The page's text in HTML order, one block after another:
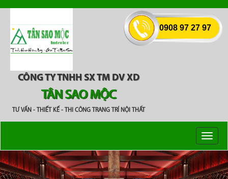
CÔNG TY TNHH SX TM DV XD
TÂN SAO MỘC
TƯ VẤN - THIẾT KẾ - THI CÔNG TRANG TRÍ NỘI THẤT
Toggle
0908 97 27 97